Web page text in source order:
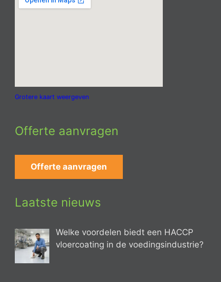
Grotere kaart weergeven
Offerte aanvragen
Offerte aanvragen
Laatste nieuws
Welke voordelen biedt een HACCP
vloercoating in de voedingsindustrie?